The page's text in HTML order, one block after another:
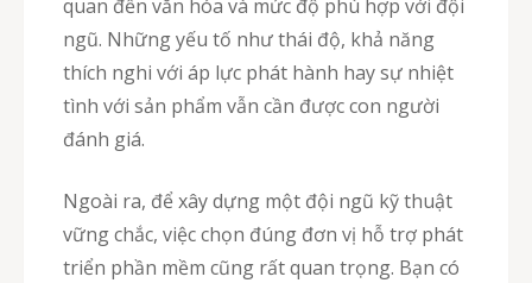
quan đến văn hóa và mức độ phù hợp với đội
ngũ. Những yếu tố như thái độ, khả năng
thích nghi với áp lực phát hành hay sự nhiệt
tình với sản phẩm vẫn cần được con người
đánh giá.
Ngoài ra, để xây dựng một đội ngũ kỹ thuật
vững chắc, việc chọn đúng đơn vị hỗ trợ phát
triển phần mềm cũng rất quan trọng. Bạn có